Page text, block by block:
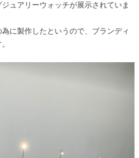
ュアリーウォッチが展示されていま
に製作したというので、ブランディ